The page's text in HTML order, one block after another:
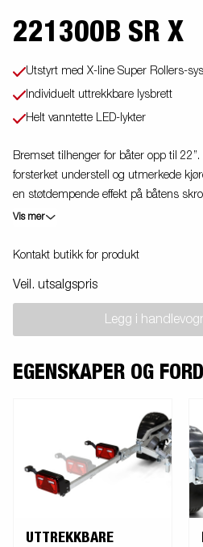
221300B SR X
Utstyrt med X-line Super Rollers-
Individuelt uttrekkbare lysbrett
Helt vanntette LED-lykter
Bremset tilhenger for båter opp til
forsterket understell og utmerkede
en støtdempende effekt på båtens
superrullsvugger som automatisk
elektriske ledningene ligger helt skjult
er godt beskyttet og kan reguleres
båt. Vinsjtårnet er også utstyrt med
du transpor-terer din båt på
fleksibilitet og øker sikkerheten på
Bildene er kun tenkt som illustrasjon
Vis mer
Kontakt butikk for produkt
Veil. utsalgspris
Legg i
EGENSKAPER OG
UTTREKKBARE